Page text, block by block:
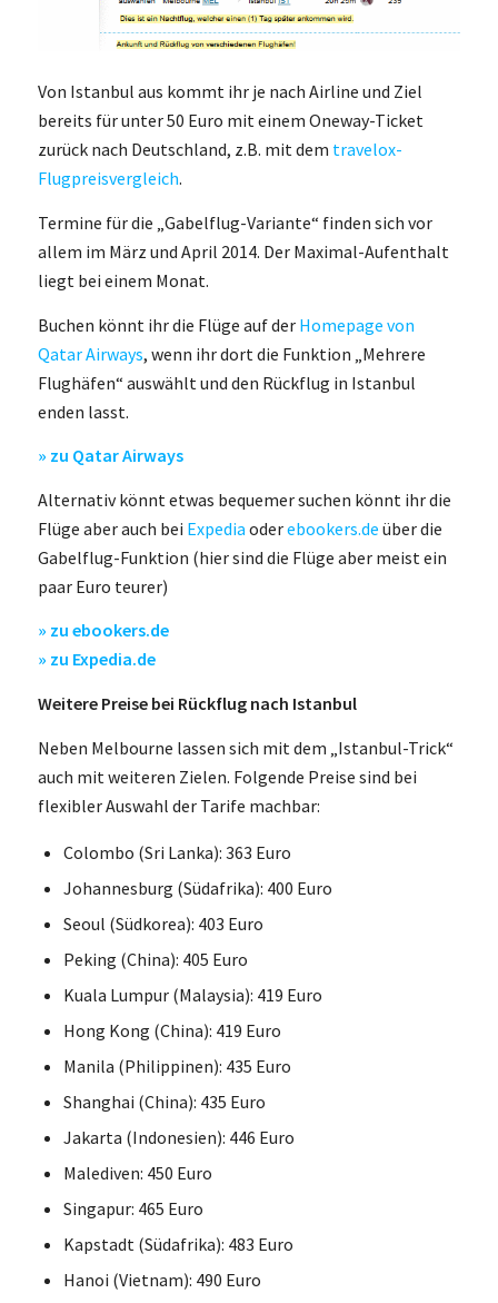
Von Istanbul aus kommt ihr je nach Airline und Ziel
bereits für unter 50 Euro mit einem Oneway-Ticket
zurück nach Deutschland, z.B. mit dem travelox-
Flugpreisvergleich.
Termine für die „Gabelflug-Variante“ finden sich vor
allem im März und April 2014. Der Maximal-Aufenthalt
liegt bei einem Monat.
Buchen könnt ihr die Flüge auf der Homepage von
Qatar Airways, wenn ihr dort die Funktion „Mehrere
Flughäfen“ auswählt und den Rückflug in Istanbul
enden lasst.
» zu Qatar Airways
Alternativ könnt etwas bequemer suchen könnt ihr die
Flüge aber auch bei Expedia oderebookers.de über die
Gabelflug-Funktion (hier sind die Flüge aber meist ein
paar Euro teurer)
» zu ebookers.de
» zu Expedia.de
Weitere Preise bei Rückflug nach Istanbul
Neben Melbourne lassen sich mit dem „Istanbul-Trick“
auch mit weiteren Zielen. Folgende Preise sind bei
flexibler Auswahl der Tarife machbar:
Colombo (Sri Lanka): 363 Euro
Johannesburg (Südafrika): 400 Euro
Seoul (Südkorea): 403 Euro
Peking (China): 405 Euro
Kuala Lumpur (Malaysia): 419 Euro
Hong Kong (China): 419 Euro
Manila (Philippinen): 435 Euro
Shanghai (China): 435 Euro
Jakarta (Indonesien): 446 Euro
Malediven: 450 Euro
Singapur: 465 Euro
Kapstadt (Südafrika): 483 Euro
Hanoi (Vietnam): 490 Euro